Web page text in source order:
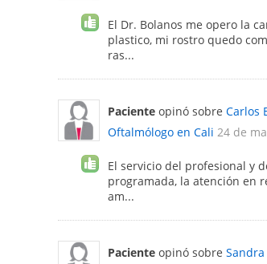
El Dr. Bolanos me opero la
plastico, mi rostro quedo
ras...
Paciente opinó sobre Carlos
Oftalmólogo en Cali 24 de
El servicio del profesional y
programada, la atención en
am...
Paciente opinó sobre